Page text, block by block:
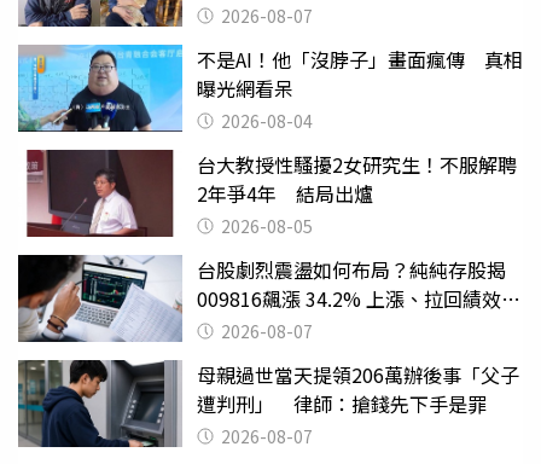
2026-08-07
不是AI！他「沒脖子」畫面瘋傳 真相
曝光網看呆
2026-08-04
台大教授性騷擾2女研究生！不服解聘
2年爭4年 結局出爐
2026-08-05
台股劇烈震盪如何布局？純純存股揭
009816飆漲 34.2% 上漲、拉回績效勝
主動式ETF
2026-08-07
母親過世當天提領206萬辦後事「父子
遭判刑」 律師：搶錢先下手是罪
2026-08-07